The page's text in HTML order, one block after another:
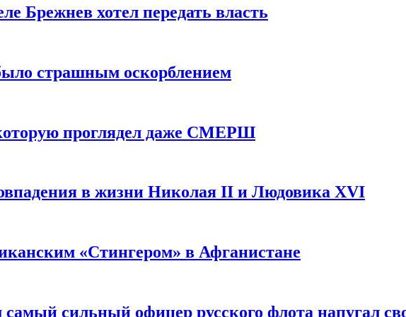
Брежнев хотел передать власть
страшным оскорблением
проглядел даже СМЕРШ
в жизни Николая II и Людовика XVI
«Стингером» в Афганистане
сильный офицер русского флота напугал